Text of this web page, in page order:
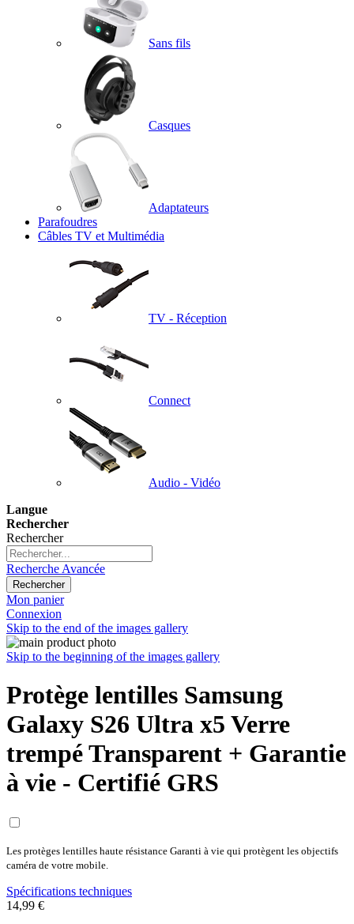
Sans fils
Casques
Adaptateurs
Parafoudres
Câbles TV et Multimédia
TV - Réception
Connect
Audio - Vidéo
Langue
Rechercher
Rechercher
Recherche Avancée
Rechercher
Mon panier
Connexion
Skip to the end of the images gallery
Skip to the beginning of the images gallery
Protège lentilles Samsung
Galaxy S26 Ultra x5 Verre
trempé Transparent + Garantie
à vie - Certifié GRS
Les protèges lentilles haute résistance Garanti à vie qui protègent les objectifs
caméra de votre mobile.
Spécifications techniques
14,99 €